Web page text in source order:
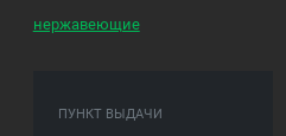
нержавеющие
ПУНКТ ВЫДАЧИ